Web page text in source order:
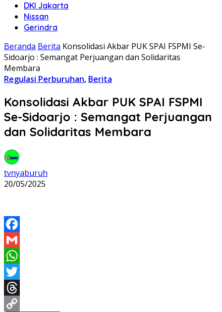
DKI Jakarta
Nissan
Gerindra
Beranda Berita Konsolidasi Akbar PUK SPAI FSPMI Se-
Sidoarjo : Semangat Perjuangan dan Solidaritas
Membara
Regulasi Perburuhan, Berita
Konsolidasi Akbar PUK SPAI FSPMI
Se-Sidoarjo : Semangat Perjuangan
dan Solidaritas Membara
tvnyaburuh
20/05/2025
Facebook
Gmail
WhatsApp
Twitter
Threads